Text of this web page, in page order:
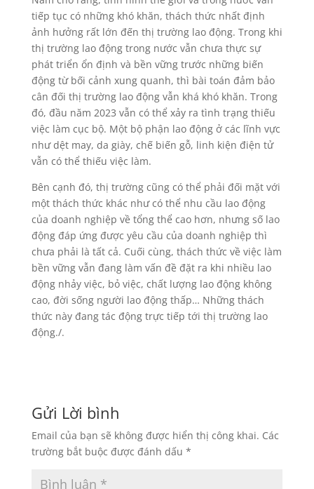
tiếp tục có những khó khăn, thách thức nhất định
ảnh hưởng rất lớn đến thị trường lao động. Trong khi
thị trường lao động trong nước vẫn chưa thực sự
phát triển ổn định và bền vững trước những biến
động từ bối cảnh xung quanh, thì bài toán đảm bảo
cân đối thị trường lao động vẫn khá khó khăn. Trong
đó, đầu năm 2023 vẫn có thể xảy ra tình trạng thiếu
việc làm cục bộ. Một bộ phận lao động ở các lĩnh vực
như dệt may, da giày, chế biến gỗ, linh kiện điện tử
vẫn có thể thiếu việc làm.
Bên cạnh đó, thị trường cũng có thể phải đối mặt với
một thách thức khác như có thể nhu cầu lao động
của doanh nghiệp về tổng thể cao hơn, nhưng số lao
động đáp ứng được yêu cầu của doanh nghiệp thì
chưa phải là tất cả. Cuối cùng, thách thức về việc làm
bền vững vẫn đang làm vấn đề đặt ra khi nhiều lao
động nhảy việc, bỏ việc, chất lượng lao động không
cao, đời sống người lao động thấp… Những thách
thức này đang tác động trực tiếp tới thị trường lao
động./.
Gửi Lời bình
Email của bạn sẽ không được hiển thị công khai. Các
trường bắt buộc được đánh dấu *